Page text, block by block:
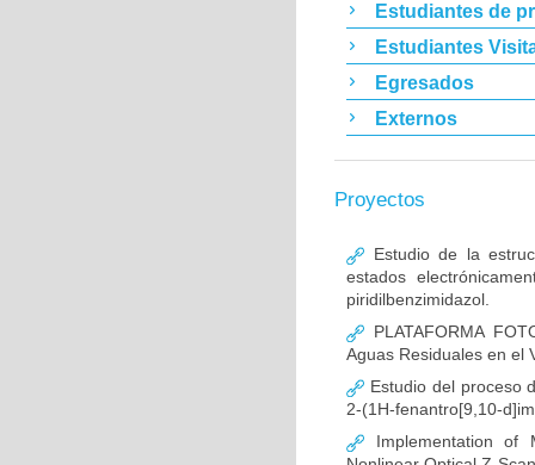
Estudiantes de
Estudiantes
Egresados
Externos
Proyectos
Estudio de la
estados
piridilbenzimidazol.
PLATAFORMA
Aguas Residuales en el
Estudio del proceso
2-(1H-fenantro[9,10-
Implementation of